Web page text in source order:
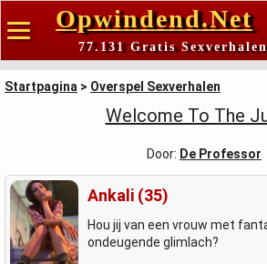
Opwindend.Net
77.131 Gratis Sexverhalen
Startpagina > Overspel Sexverhalen
Welcome To The
Door: De Professor
Ankali (35)
Hou jij van een vrouw met
ondeugende glimlach?